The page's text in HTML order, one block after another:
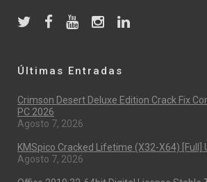
Últimas Entradas
Crimson Desert Deluxe Edition Crack Fix
PC 2026
Agosto 7, 2026
KMSpico Cracked Lifetime (x32-X64) [Full]
Agosto 7, 2026